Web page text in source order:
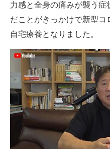
力感と全身の痛みが襲う
だことがきっかけで新型コ
自宅療養となりました。